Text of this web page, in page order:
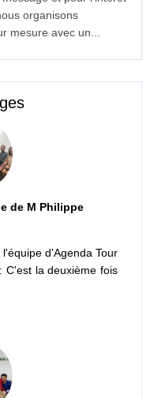
organisons
mesure avec un...
de M Philippe
d'Agenda Tour
C'est la deuxième fois